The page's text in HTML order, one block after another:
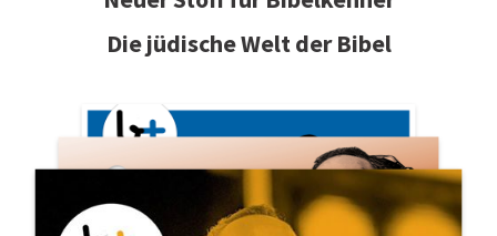
Die jüdische Welt der Bibel